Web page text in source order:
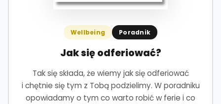
Wellbeing Poradnik
Jak się odferiować?
Tak się składa, że wiemy jak się odferiować
i chętnie się tym z Tobą podzielimy. W poradniku
opowiadamy o tym co warto robić w ferie i co